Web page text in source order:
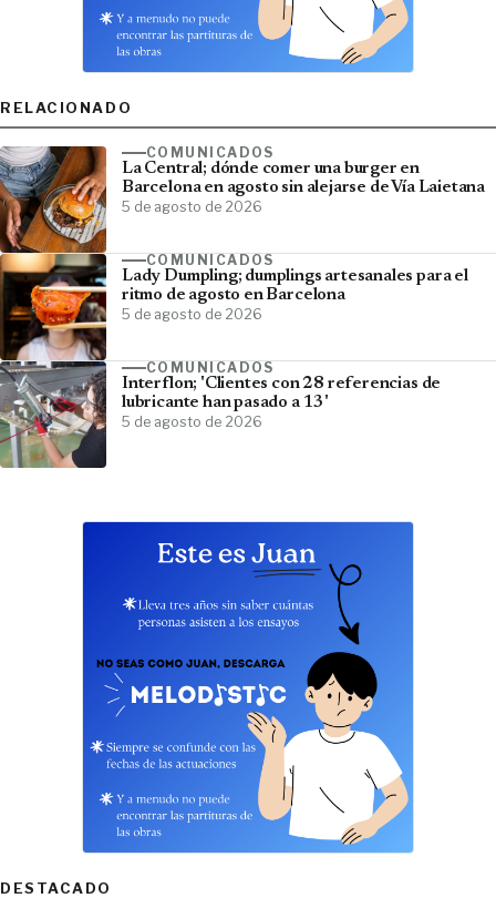
RELACIONADO
COMUNICADOS
La Central; dónde comer una burger en
Barcelona en agosto sin alejarse de Vía Laietana
5 de agosto de 2026
COMUNICADOS
Lady Dumpling; dumplings artesanales para el
ritmo de agosto en Barcelona
5 de agosto de 2026
COMUNICADOS
Interflon; 'Clientes con 28 referencias de
lubricante han pasado a 13'
5 de agosto de 2026
DESTACADO